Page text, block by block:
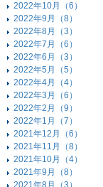
2022年10月（6）
2022年9月（8）
2022年8月（3）
2022年7月（6）
2022年6月（3）
2022年5月（5）
2022年4月（4）
2022年3月（6）
2022年2月（9）
2022年1月（7）
2021年12月（6）
2021年11月（8）
2021年10月（4）
2021年9月（8）